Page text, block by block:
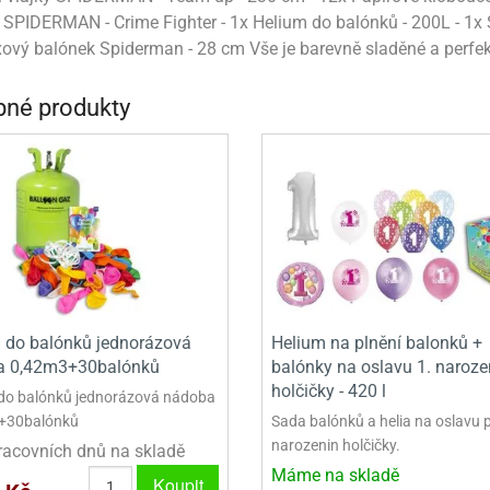
NA DONUTY
A SMETANY
ZMRZLINY
ŽELATINY
CUKRÁŘSKÉ SUROVINY
POLEVA V PECKÁCH
DRIP POLEVY
GRILÁŠ (GRILIÁŽ)
NA DONUTY
A SMETANYZTUŽOVAČE ŠLEHAČKY
ROSTLINNÉ ŠLEHAČKY
ŽIVOČIŠNÉ ŠLEHAČKY
CUKRÁŘSKÉ SUROVINY
VYKRAJOVÁTKA - VÁNOCE
VYKRAJOVÁTKA - VELIKONOCE
VYKRAJOVÁTKA - ROSTLINY
VYKRAJOVÁTKA - DOPRAVA
VYKRAJOVÁTKA - BUDOVY
VYKRAJOVÁTKA - OSTATNÍ
SADY VYKRAJOVÁTEK - OSTATNÍ
SADY VYKRAJOVÁTEK - VÁNOCE
SADY VYKRAJOVÁTEK - VELIKONOCE
VYKLÁPĚCÍ FORMIČKY
VYKRAJOVÁTKA - HNĚTYNKY, NA
- Crime Fighter - 1x Helium do balónků - 200L -
balónek Spiderman - 28 cm Vše je barevně sladěné a
produkty
do balónků jednorázová
0,42m3+30balónků
balónků jednorázová nádoba
dnů na skladě
Koupit
Helium na plnění balonků +
balónky na oslavu 1.
holčičky - 420 l
Sada balónků a helia na oslavu
narozenin holčičky.
Máme na skladě